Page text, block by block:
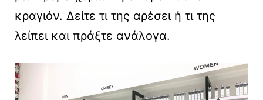
κραγιόν. Δείτε τι της αρέσει ή τι της
λείπει και πράξτε ανάλογα.